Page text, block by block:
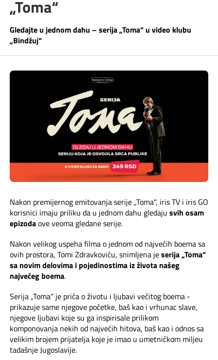
Pozivi ka inostranstvu
iris TV
Antena PLUS
TV APP
Šta da gledam?
Telefonski imenik
Samouslužni servisi
Kontakt centar
Kako do nas?
Česta pitanja
Mapa brzina
eRačun
Prilagođeno tebi
Putuj pametnije
„Toma“
Gledajte u jednom dahu – serija „Toma“ u video klubu
„Bindžuj“
Nakon premijernog emitovanja serije „Toma“, iris TV i iris GO
korisnici imaju priliku da u jednom dahu gledaju svih osam
epizodaove veoma gledane serije.
Nakon velikog uspeha filma o jednom od najvećih boema sa
ovih prostora, Tomi Zdravkoviću, snimljena jeserija „Toma“
sa novim delovima i pojedinostima iz života našeg
najvećeg boema.
Serija „Toma“ je priča o životu i ljubavi večitog boema -
prikazuje same njegove početke, baš kao i vrhunac slave,
njegove ljubavi koje su ga inspirisale prilikom
komponovanja nekih od najvećih hitova, baš kao i odnos sa
velikim brojem prijatelja koje je imao u umetničkom miljeu
tadašnje Jugoslavije.